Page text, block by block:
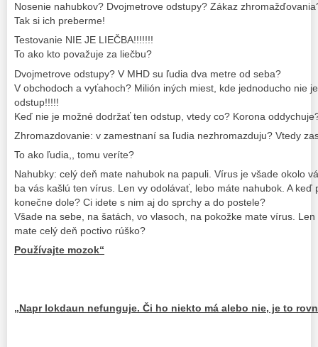
Nosenie nahubkov? Dvojmetrove odstupy? Zákaz
Tak si ich preberme!
Testovanie NIE JE LIEČBA!!!!!!!
To ako kto považuje za liečbu?
Dvojmetrove odstupy? V MHD su ľudia dva metre od seba?
V obchodoch a vyťahoch? Milión iných miest, kde jednoducho nie
odstup!!!!!
Keď nie je možné dodržať ten odstup, vtedy co? Korona
Zhromazdovanie: v zamestnaní sa ľudia nezhromazduju? Vtedy
To ako ľudia,, tomu veríte?
Nahubky: celý deň mate nahubok na papuli. Vírus je všade okolo
ba vás kašlú ten vírus. Len vy odolávať, lebo máte nahubok. A keď
konečne dole? Ci idete s nim aj do sprchy a do postele?
Všade na sebe, na šatách, vo vlasoch, na pokožke mate vírus.
mate celý deň poctivo rúško?
Používajte mozok“
„Napr lokdaun nefunguje. Či ho niekto má alebo nie, je to